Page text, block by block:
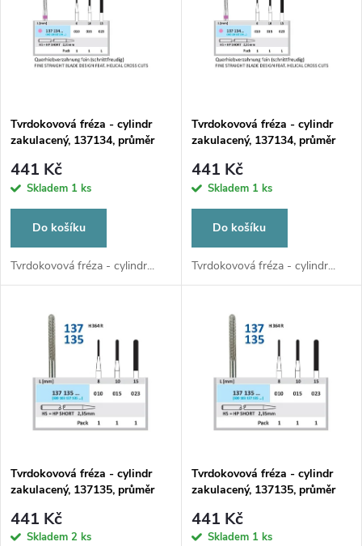
p
r
o
d
u
Abecedně
s
p
r
o
d
Tvrdokovová fréza - cylindr
zakulacený, 137134, průměr
441 Kč
Skladem 1 ks
Do košíku
Tvrdokovová fréza - cylindr...
Tvrdokovová fréza - cylindr
zakulacený, 137134, průměr
441 Kč
Skladem 1 ks
Do košíku
Tvrdokovová fréza - cylindr...
Tvrdokovová fréza - cylindr
zakulacený, 137135, průměr
441 Kč
Skladem 2 ks
Tvrdokovová fréza - cylindr
zakulacený, 137135, průměr
441 Kč
Skladem 1 ks